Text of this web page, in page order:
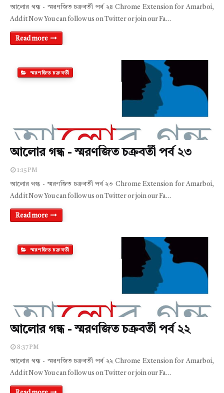
আলোর গন্ধ - স্মরণজিত চক্রবর্তী পর্ব ২৪ Chrome Extension for Amarboi,
Add it Now You can follow us on Twitter or join our Fa…
Read more
স্মরণজিত চক্রবর্তী
আলোর গন্ধ - স্মরণজিত চক্রবর্তী পর্ব ২৩
1:15 PM
আলোর গন্ধ - স্মরণজিত চক্রবর্তী পর্ব ২৩ Chrome Extension for Amarboi,
Add it Now You can follow us on Twitter or join our Fa…
Read more
স্মরণজিত চক্রবর্তী
আলোর গন্ধ - স্মরণজিত চক্রবর্তী পর্ব ২২
8:37 PM
আলোর গন্ধ - স্মরণজিত চক্রবর্তী পর্ব ২২ Chrome Extension for Amarboi,
Add it Now You can follow us on Twitter or join our Fa…